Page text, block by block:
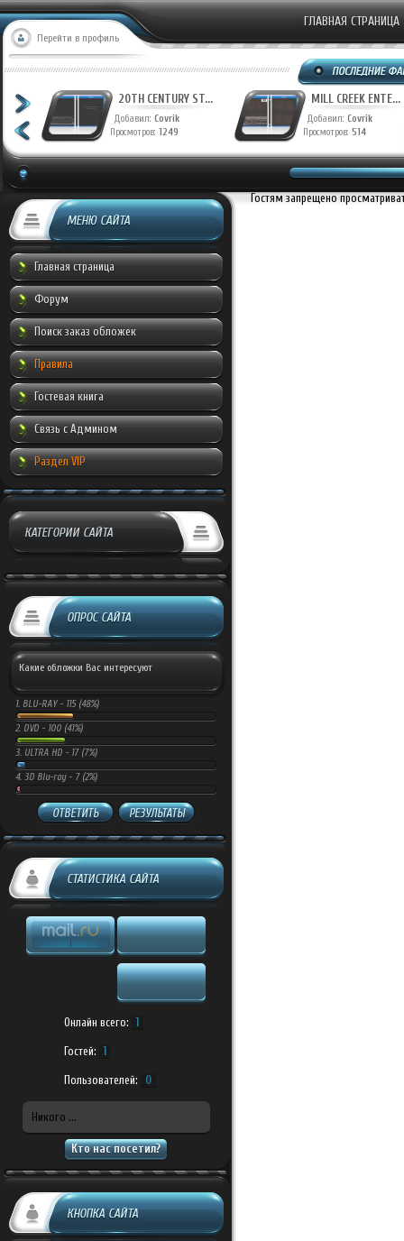
Перейти в профиль
ГЛАВНАЯ СТРАНИЦА
20TH CENTURY ST...
Добавил: Covrik
Просмотров: 1249
MILL CREEK ENTE...
Добавил: Covrik
Просмотров: 514
МЕНЮ САЙТА
Главная страница
Форум
Поиск заказ обложек
Правила
Гостевая книга
Связь с Админом
Раздел VIP
КАТЕГОРИИ САЙТА
ОПРОС САЙТА
Какие обложки Вас интересуют
1. BLU-RAY - 115 (48%)
2. DVD - 100 (41%)
3. ULTRA HD - 17 (7%)
4. 3D Blu-ray - 7 (2%)
ОТВЕТИТЬ РЕЗУЛЬТАТЫ
СТАТИСТИКА САЙТА
Онлайн всего: 1
Гостей: 1
Пользователей: 0
Никого ...
Кто нас посетил?
КНОПКА САЙТА
Гостям запрещено